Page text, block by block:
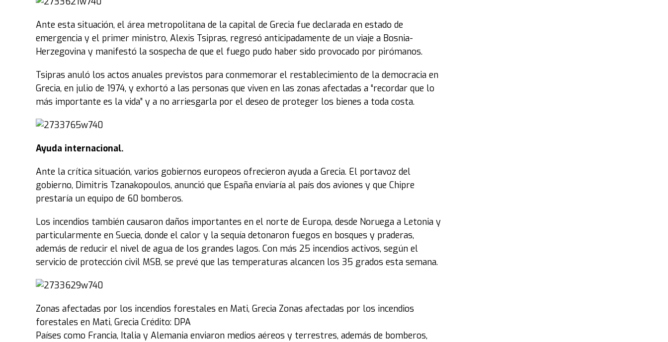
Ante esta situación, el área metropolitana de la capital de Grecia fue declarada en estado de
emergencia y el primer ministro, Alexis Tsipras, regresó anticipadamente de un viaje a Bosnia-
Herzegovina y manifestó la sospecha de que el fuego pudo haber sido provocado por pirómanos.
Tsipras anuló los actos anuales previstos para conmemorar el restablecimiento de la democracia en
Grecia, en julio de 1974, y exhortó a las personas que viven en las zonas afectadas a “recordar que lo
más importante es la vida” y a no arriesgarla por el deseo de proteger los bienes a toda costa.
Ayuda internacional.
Ante la crítica situación, varios gobiernos europeos ofrecieron ayuda a Grecia. El portavoz del
gobierno, Dimitris Tzanakopoulos, anunció que España enviaría al país dos aviones y que Chipre
prestaría un equipo de 60 bomberos.
Los incendios también causaron daños importantes en el norte de Europa, desde Noruega a Letonia y
particularmente en Suecia, donde el calor y la sequía detonaron fuegos en bosques y praderas,
además de reducir el nivel de agua de los grandes lagos. Con más 25 incendios activos, según el
servicio de protección civil MSB, se prevé que las temperaturas alcancen los 35 grados esta semana.
Zonas afectadas por los incendios forestales en Mati, Grecia Zonas afectadas por los incendios
forestales en Mati, Grecia Crédito: DPA
Países como Francia, Italia y Alemania enviaron medios aéreos y terrestres, además de bomberos,